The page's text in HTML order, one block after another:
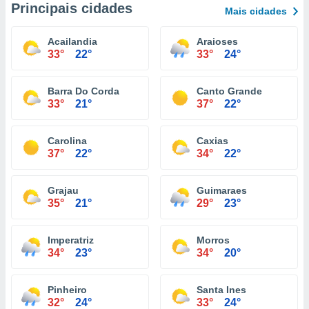
Principais cidades Mais cidades
Acailandia
33° 22°
Araioses
33° 24°
Barra Do Corda
33° 21°
Canto Grande
37° 22°
Carolina
37° 22°
Caxias
34° 22°
Grajau
35° 21°
Guimaraes
29° 23°
Imperatriz
34° 23°
Morros
34° 20°
Pinheiro
32° 24°
Santa Ines
33° 24°